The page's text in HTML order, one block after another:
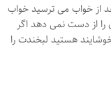
از خواب می ترسید خواب
از دست نمی دهد اگر
هستید لبخندت را